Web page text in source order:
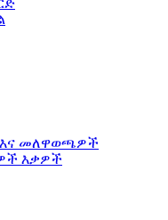
እና መለዋወጫዎች
እቃዎች